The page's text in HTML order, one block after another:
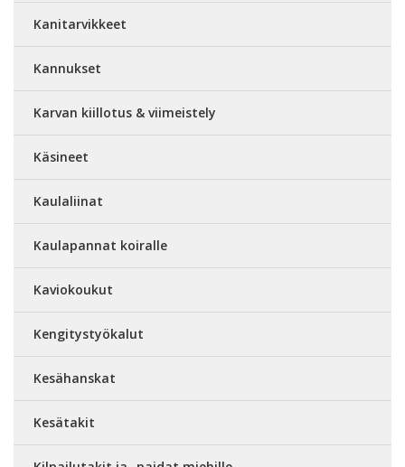
Kanitarvikkeet
Kannukset
Karvan kiillotus & viimeistely
Käsineet
Kaulaliinat
Kaulapannat koiralle
Kaviokoukut
Kengitystyökalut
Kesähanskat
Kesätakit